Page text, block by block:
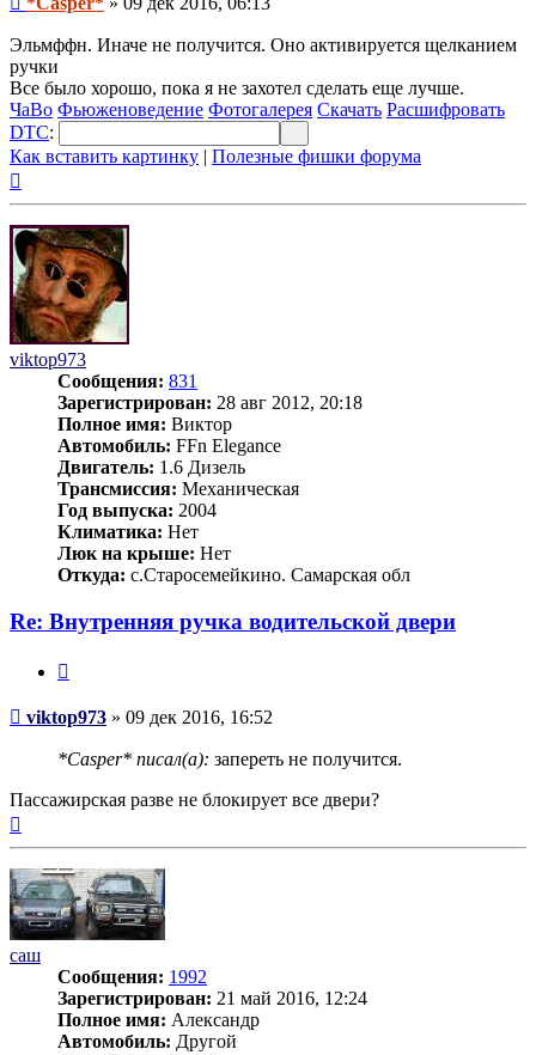
Эльмффн. Иначе не получится. Оно активируется щелканием
ручки
Все было хорошо, пока я не захотел сделать еще лучше.
ЧаВо Фьюженоведение Фотогалерея Скачать Расшифровать
DTC:
Как вставить картинку | Полезные фишки форума
viktop973
Сообщения: 831
Зарегистрирован: 28 авг 2012, 20:18
Полное имя: Виктор
Автомобиль: FFn Elegance
Двигатель: 1.6 Дизель
Трансмиссия: Механическая
Год выпуска: 2004
Климатика: Нет
Люк на крыше: Нет
Откуда: с.Старосемейкино. Самарская обл
Re: Внутренняя ручка водительской двери
Сообщение
viktop973 » 09 дек 2016, 16:52
*Casper* писал(а): запереть не получится.
Пассажирская разве не блокирует все двери?
саш
Сообщения: 1992
Зарегистрирован: 21 май 2016, 12:24
Полное имя: Александр
Автомобиль: Другой